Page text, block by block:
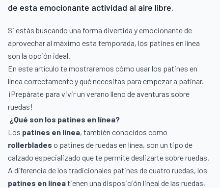
de esta emocionante actividad al aire libre.
Si estás buscando una forma divertida y emocionante de
aprovechar al máximo esta temporada, los patines en línea
son la opción ideal.
En este artículo te mostraremos cómo usar los patines en
línea correctamente y qué necesitas para empezar a patinar.
¡Prepárate para vivir un verano lleno de aventuras sobre
ruedas!
¿Qué son los patines en línea?
Los patines en línea, también conocidos como
rollerblades o patines de ruedas en línea, son un tipo de
calzado especializado que te permite deslizarte sobre ruedas.
A diferencia de los tradicionales patines de cuatro ruedas, los
patines en líneatienen una disposición lineal de las ruedas,